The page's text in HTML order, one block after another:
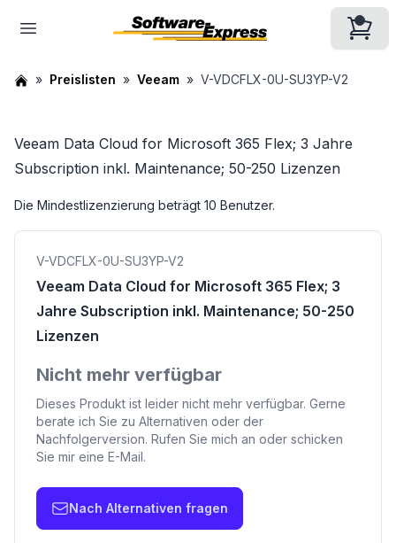
Preislisten Veeam V-VDCFLX-0U-SU3YP-V2
Veeam Data Cloud for Microsoft 365 Flex; 3 Jahre
Subscription inkl. Maintenance; 50-250 Lizenzen
Die Mindestlizenzierung beträgt 10 Benutzer.
V-VDCFLX-0U-SU3YP-V2
Veeam Data Cloud for Microsoft 365 Flex; 3
Jahre Subscription inkl. Maintenance; 50-250
Lizenzen
Nicht mehr verfügbar
Dieses Produkt ist leider nicht mehr verfügbar. Gerne
berate ich Sie zu Alternativen oder der
Nachfolgerversion. Rufen Sie mich an oder schicken
Sie mir eine E-Mail.
Nach Alternativen fragen